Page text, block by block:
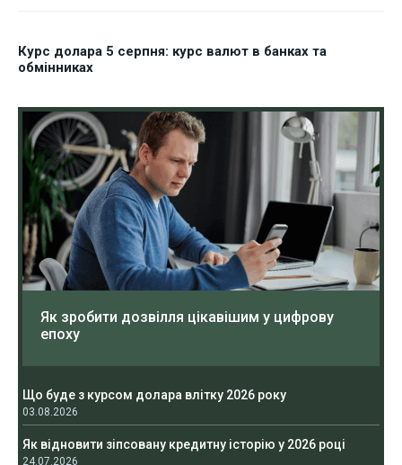
Курс долара 5 серпня: курс валют в банках та
обмінниках
Як зробити дозвілля цікавішим у цифрову
епоху
Що буде з курсом долара влітку 2026 року
03.08.2026
Як відновити зіпсовану кредитну історію у 2026 році
24.07.2026